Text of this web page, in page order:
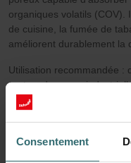
Consentement
organiques volatils (COV).
de cuisine, la fumée de
améliorent durablement la
Utilisation recommandée :
routes, de zones
odeurs. Également idéal
Filtres dans les